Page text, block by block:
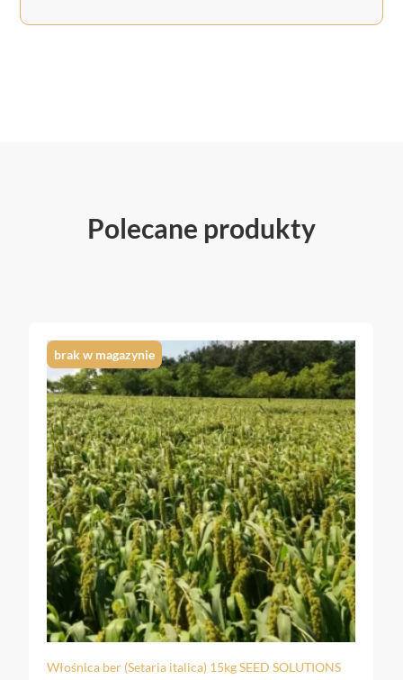
Polecane produkty
brak w magazynie
Włośnica ber (Setaria italica) 15kg SEED SOLUTIONS